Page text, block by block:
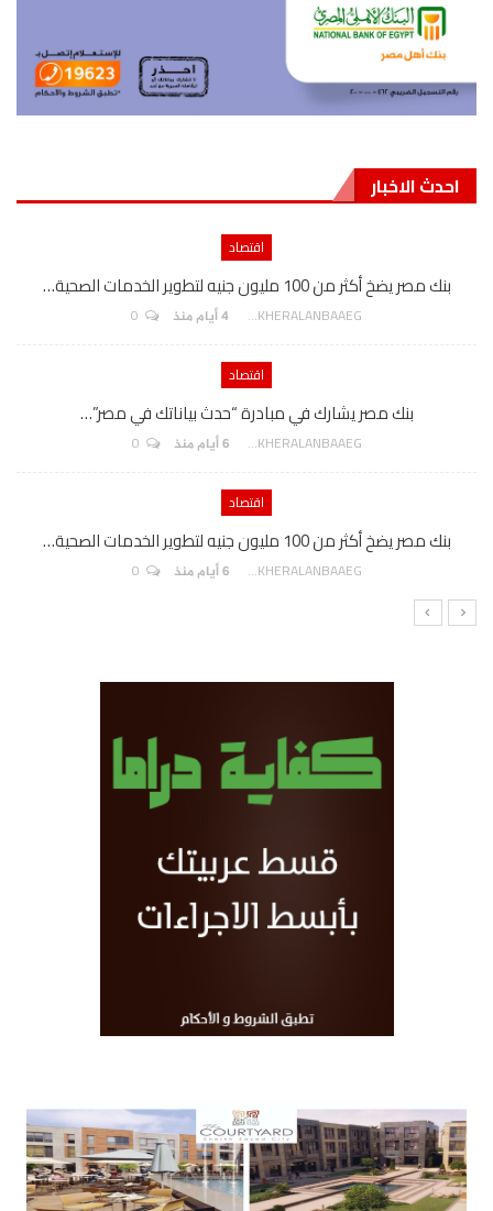
احدث الاخبار
اقتصاد
بنك مصر يضخ أكثر من 100 مليون جنيه لتطوير الخدمات الصحية…
AKHERALANBAAEG 4 أيام منذ
اقتصاد
بنك مصر يشارك في مبادرة “حدث بياناتك في مصر”…
AKHERALANBAAEG 6 أيام منذ
اقتصاد
بنك مصر يضخ أكثر من 100 مليون جنيه لتطوير الخدمات الصحية…
AKHERALANBAAEG 6 أيام منذ